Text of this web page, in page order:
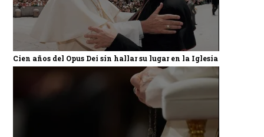
Cien años del Opus Dei sin hallar su lugar en la Iglesia